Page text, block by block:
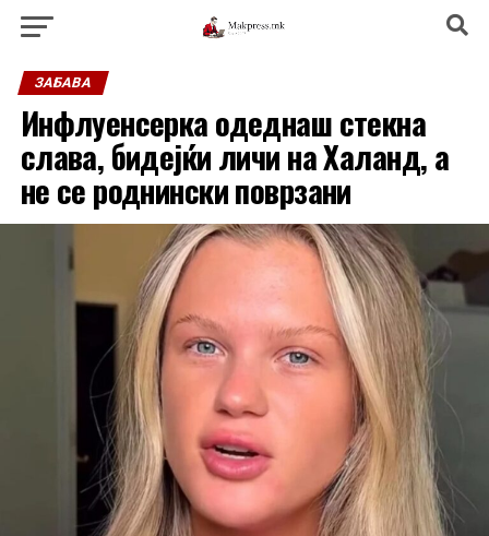
ЗАБАВА
Инфлуенсерка одеднаш стекна
слава, бидејќи личи на Халанд, а
не се роднински поврзани